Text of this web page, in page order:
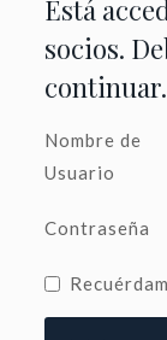
Está
socios.
continuar.
Nombre de
Usuario
Contraseña